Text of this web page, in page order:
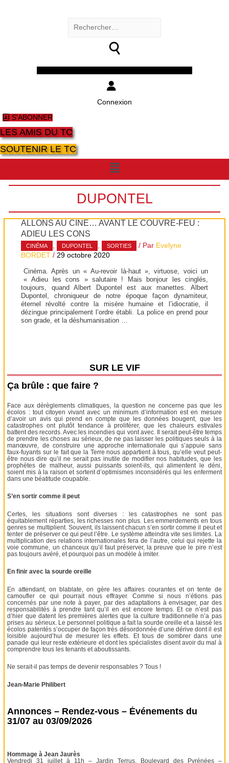
Rechercher :
Connexion
S'ABONNER
LES AMIS DU TC
SOUTENIR LE TC
Menu
DUPONTEL
ALLONS AU CINÉ… AVANT LE COUVRE-FEU :
ADIEU LES CONS
CINÉMA , DUPONTEL , SORTIES / Par Evelyne
BORDET /29 octobre 2020
Cinéma. Après un « Au-revoir là-haut », virtuose, voici un
« Adieu les cons » salutaire ! Mais bonjour les cinglés,
toujours, quand Albert Dupontel est aux manettes. Albert
Dupontel, chroniqueur de notre époque façon dynamiteur,
éternel révolté contre la misère humaine et l’idiocratie, il
dézingue principalement l’ordre établi. La police en prend pour
son grade, et la déshumanisation …
SUR LE VIF
Ça brûle : que faire ?
Face aux dérèglements climatiques, la question ne concerne pas que les
écolos : tout citoyen vivant avec un minimum d’information est en mesure
d’avoir un avis qui prend en compte que les données bougent, que les
catastrophes ont plutôt tendance à proliférer, que les chaleurs estivales
battent des records. Avec les incendies qui vont avec. Il serait peut-être temps
de prendre les choses au sérieux, de ne pas laisser les politiques seuls à la
manœuvre, de construire une approche internationale qui s’appuie sans
faux-fuyants sur le fait que la Terre nous appartient à tous, qu’elle veut peut-
être nous dire qu’il ne serait pas inutile de modifier nos habitudes, que les
prophètes de malheur, aussi puissants soient-ils, qui alimentent le déni,
soient mis à la raison et sortent d’optimismes inconsidérés qui les enferment
dans une béatitude coupable.
S’en sortir comme il peut
Certes, les situations sont diverses : les catastrophes ne sont pas
équitablement réparties, les richesses non plus. Les emmerdements en tous
genres se multiplient. Souvent, ils laissent chacun s’en sortir comme il peut et
tenter de préserver ce qui peut l’être. Le système atteindra vite ses limites. La
multiplication des relations internationales fera de l’autre, celui qui rejette la
voie commune, un chanceux qu’il faut préserver, la preuve que le pire n’est
pas toujours avéré, et pourquoi pas un modèle à imiter.
En finir avec la sourde oreille
En attendant, on blablate, on gère les affaires courantes et on tente de
camoufler ce qui pourrait nous effrayer. Comme si nous n’étions pas
concernés par une note à payer, par des adaptations à envisager, par des
responsabilités à prendre tant qu’il en est encore temps. Et ce n’est pas
d’hier que datent les premières alertes que la culture traditionnelle n’a pas
prises au sérieux. Le personnel politique a fait la sourde oreille et a laissé les
écolos patentés s’occuper de façon très désordonnée d’une dérive dont il est
loisible aujourd’hui de mesurer les effets. Et tous de sombrer dans une
panade qui leur reste extérieure et dont les spécialistes disent avoir du mal à
comprendre tous les tenants et aboutissants.
Ne serait-il pas temps de devenir responsables ? Tous !
Jean-Marie Philibert
Annonces – Rendez-vous – Événements du
31/07 au 03/09/2026
Hommage à Jean Jaurès
Vendredi 31 juillet à 11h – Jardin Terrus, Boulevard des Pyrénées –